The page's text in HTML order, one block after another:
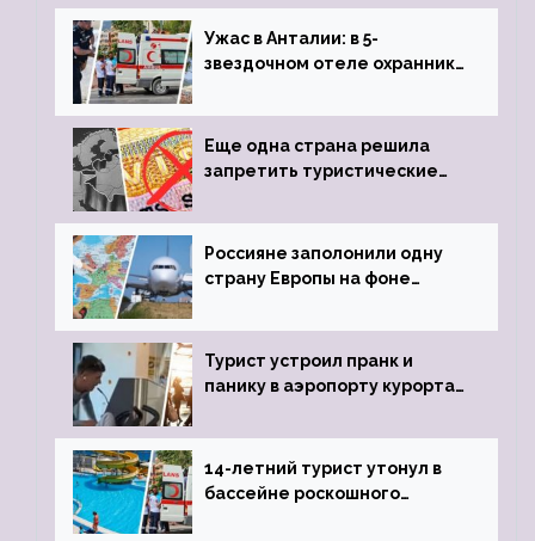
Ужас в Анталии: в 5-
звездочном отеле охранник
пистолета
Еще одна страна решила
запретить туристические
Россияне заполонили одну
страну Европы на фоне
виз
Турист устроил пранк и
панику в аэропорту курорта,
задержке рейса
14-летний турист утонул в
бассейне роскошного